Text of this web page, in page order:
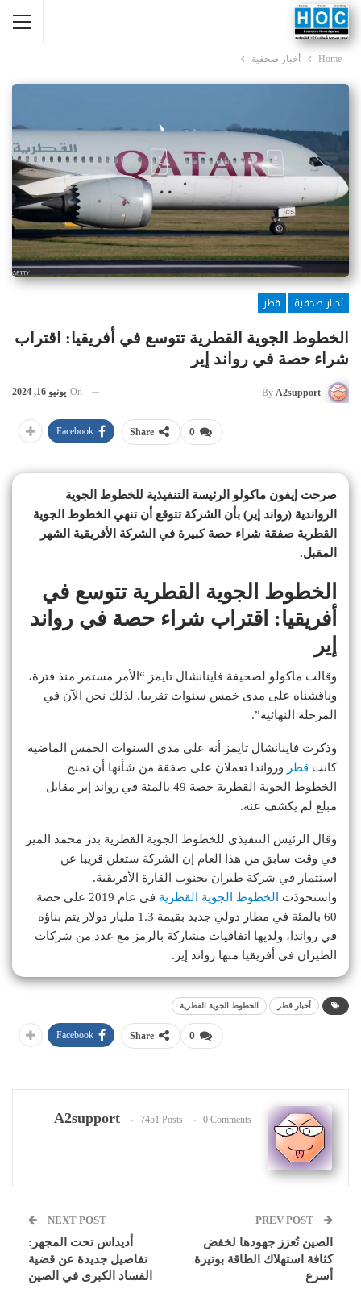
Home أخبار صحفية
أخبار صحفية
قطر
الخطوط الجوية القطرية تتوسع في أفريقيا: اقتراب
شراء حصة في رواند إير
By A2support
On يونيو 16, 2024
0
Share
Facebook
صرحت إيفون ماكولو الرئيسة التنفيذية للخطوط الجوية
الرواندية (رواند إير) بأن الشركة تتوقع أن تنهي الخطوط الجوية
القطرية صفقة شراء حصة كبيرة في الشركة الأفريقية الشهر
المقبل.
الخطوط الجوية القطرية تتوسع في
أفريقيا: اقتراب شراء حصة في رواند
إير
وقالت ماكولو لصحيفة فاينانشال تايمز “الأمر مستمر منذ فترة،
وناقشناه على مدى خمس سنوات تقريبا. لذلك نحن الآن في
المرحلة النهائية”.
وذكرت فاينانشال تايمز أنه على مدى السنوات الخمس الماضية
كانت قطر ورواندا تعملان على صفقة من شأنها أن تمنح
الخطوط الجوية القطرية حصة 49 بالمئة في رواند إير مقابل
مبلغ لم يكشف عنه.
وقال الرئيس التنفيذي للخطوط الجوية القطرية بدر محمد المير
في وقت سابق من هذا العام إن الشركة ستعلن قريبا عن
استثمار في شركة طيران بجنوب القارة الأفريقية.
واستحوذت
الخطوط الجوية القطرية
في عام 2019 على حصة
60 بالمئة في مطار دولي جديد بقيمة 1.3 مليار دولار يتم بناؤه
في رواندا، ولديها اتفاقيات مشاركة بالرمز مع عدد من شركات
الطيران في أفريقيا منها رواند إير.
أخبار قطر الخطوط الجوية القطرية
0
Share
Facebook
A2support 7451 Posts 0 Comments
الصين تُعزز جهودها لخفض
كثافة استهلاك الطاقة بوتيرة
أسرع
NEXT POST
أديداس تحت المجهر:
تفاصيل جديدة عن قضية
الفساد الكبرى في الصين